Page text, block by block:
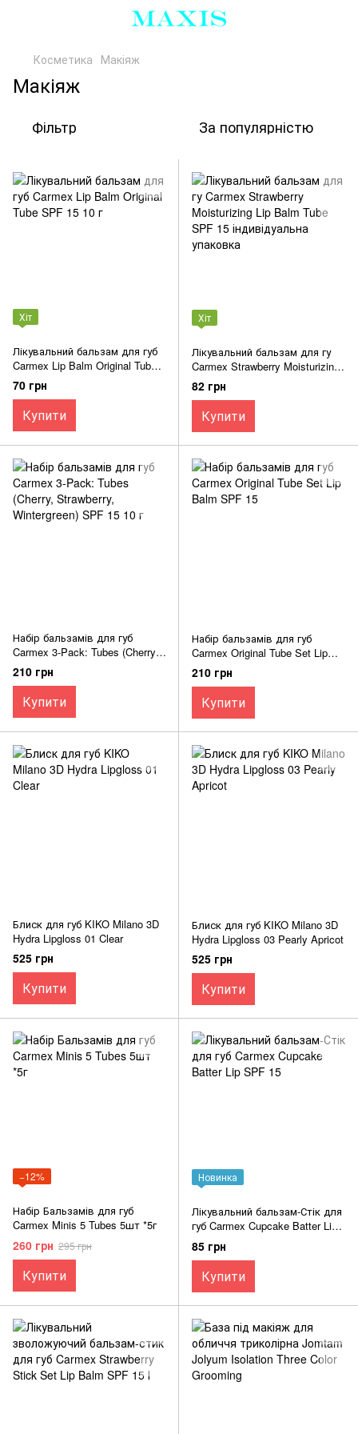
Косметика Макіяж
Макіяж
Фільтр За популярністю
Хіт
Лікувальний бальзам для губ
Carmex Lip Balm Original Tube
SPF 15 10 г
70 грн
Купити
Хіт
Лікувальний бальзам для гу
Carmex Strawberry Moisturizing
Lip Balm Tube SPF 15
індивідуальна упаковка
82 грн
Купити
Набір бальзамів для губ
Carmex 3-Pack: Tubes (Cherry,
Strawberry, Wintergreen) SPF 15
10 г
210 грн
Купити
Набір бальзамів для губ
Carmex Original Tube Set Lip
Balm SPF 15
210 грн
Купити
Блиск для губ KIKO Milano 3D
Hydra Lipgloss 01 Clear
525 грн
Купити
Блиск для губ KIKO Milano 3D
Hydra Lipgloss 03 Pearly Apricot
525 грн
Купити
−12%
Набір Бальзамів для губ
Carmex Minis 5 Tubes 5шт *5г
260 грн 295 грн
Купити
Новинка
Лікувальний бальзам-Стік для
губ Carmex Cupcake Batter Lip
SPF 15
85 грн
Купити